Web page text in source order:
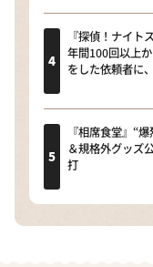
『探偵！ナイト
年間100回以上
をした依頼者に
『相席食堂』“
＆規格外グッズ
打